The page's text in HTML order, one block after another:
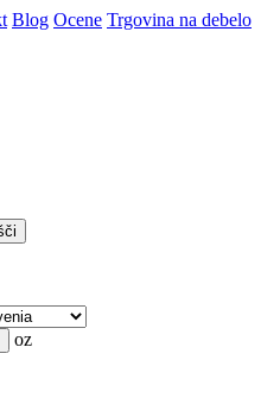
Blog Ocene Trgovina na debelo
oz